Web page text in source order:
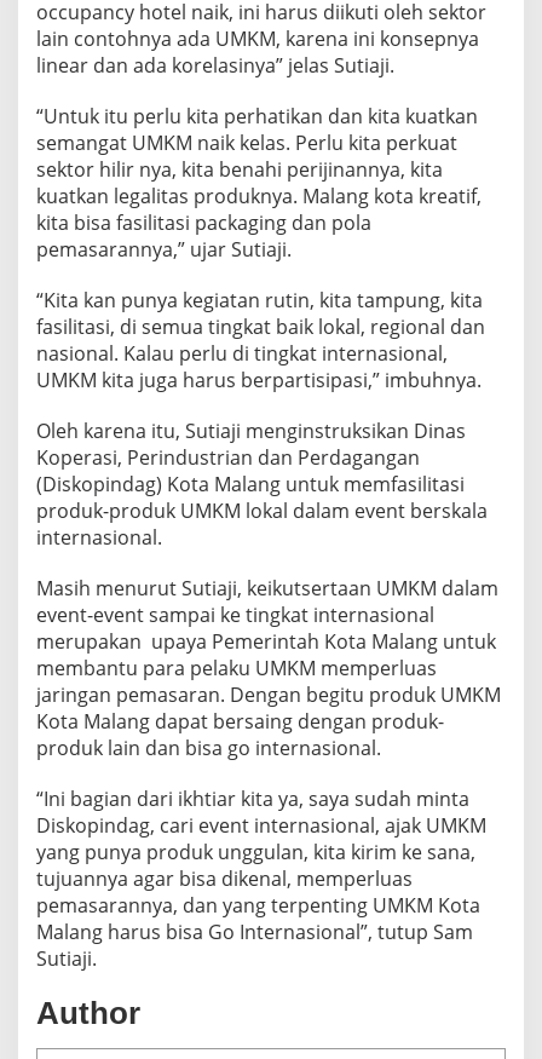
occupancy hotel naik, ini harus diikuti oleh sektor
lain contohnya ada UMKM, karena ini konsepnya
linear dan ada korelasinya” jelas Sutiaji.
“Untuk itu perlu kita perhatikan dan kita kuatkan
semangat UMKM naik kelas. Perlu kita perkuat
sektor hilir nya, kita benahi perijinannya, kita
kuatkan legalitas produknya. Malang kota kreatif,
kita bisa fasilitasi packaging dan pola
pemasarannya,” ujar Sutiaji.
“Kita kan punya kegiatan rutin, kita tampung, kita
fasilitasi, di semua tingkat baik lokal, regional dan
nasional. Kalau perlu di tingkat internasional,
UMKM kita juga harus berpartisipasi,” imbuhnya.
Oleh karena itu, Sutiaji menginstruksikan Dinas
Koperasi, Perindustrian dan Perdagangan
(Diskopindag) Kota Malang untuk memfasilitasi
produk-produk UMKM lokal dalam event berskala
internasional.
Masih menurut Sutiaji, keikutsertaan UMKM dalam
event-event sampai ke tingkat internasional
merupakan upaya Pemerintah Kota Malang untuk
membantu para pelaku UMKM memperluas
jaringan pemasaran. Dengan begitu produk UMKM
Kota Malang dapat bersaing dengan produk-
produk lain dan bisa go internasional.
“Ini bagian dari ikhtiar kita ya, saya sudah minta
Diskopindag, cari event internasional, ajak UMKM
yang punya produk unggulan, kita kirim ke sana,
tujuannya agar bisa dikenal, memperluas
pemasarannya, dan yang terpenting UMKM Kota
Malang harus bisa Go Internasional”, tutup Sam
Sutiaji.
Author